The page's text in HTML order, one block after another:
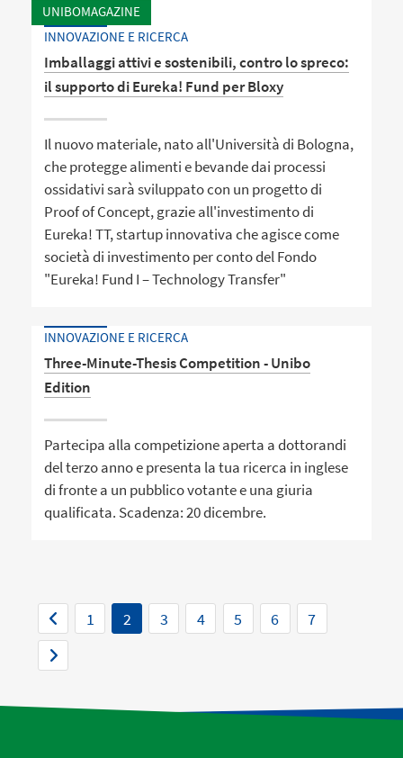
UNIBOMAGAZINE
INNOVAZIONE E RICERCA
Imballaggi attivi e sostenibili, contro lo spreco:
il supporto di Eureka! Fund per Bloxy
Il nuovo materiale, nato all'Università di Bologna,
che protegge alimenti e bevande dai processi
ossidativi sarà sviluppato con un progetto di
Proof of Concept, grazie all'investimento di
Eureka! TT, startup innovativa che agisce come
società di investimento per conto del Fondo
"Eureka! Fund I – Technology Transfer"
INNOVAZIONE E RICERCA
Three-Minute-Thesis Competition - Unibo
Edition
Partecipa alla competizione aperta a dottorandi
del terzo anno e presenta la tua ricerca in inglese
di fronte a un pubblico votante e una giuria
qualificata. Scadenza: 20 dicembre.
1 2 3 4 5 6 7